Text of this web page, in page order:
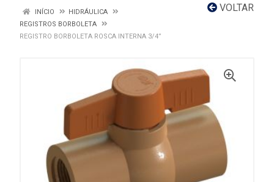
VOLTAR
INÍCIO
HIDRÁULICA
REGISTROS BORBOLETA
REGISTRO BORBOLETA ROSCA INTERNA 3/4”